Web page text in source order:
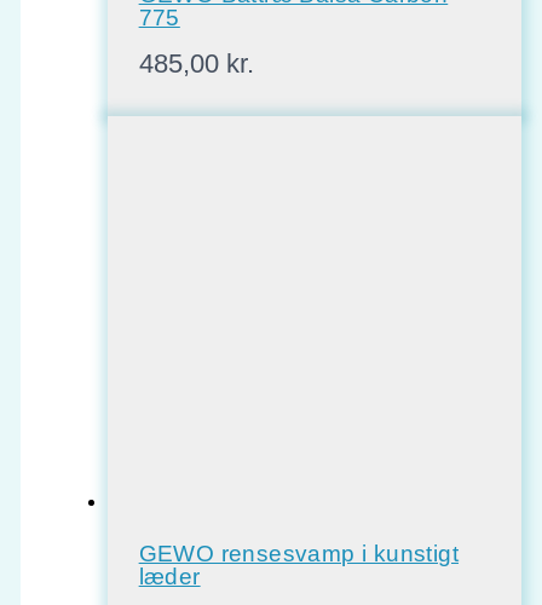
775
485,00 kr.
GEWO rensesvamp i kunstigt
læder